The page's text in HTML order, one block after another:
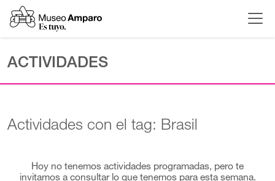
ACTIVIDADES
Actividades con el tag: Brasil
Hoy no tenemos actividades programadas, pero te
invitamos a consultar lo que tenemos para esta semana.